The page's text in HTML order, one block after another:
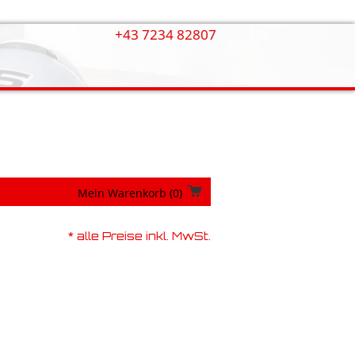
+43 7234 82807
Mein Warenkorb (0)
* alle Preise inkl. MwSt.